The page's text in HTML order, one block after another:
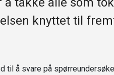
knyttet til
til å svare på